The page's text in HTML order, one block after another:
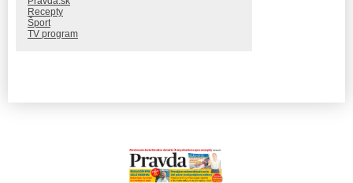
Recepty
Šport
TV program